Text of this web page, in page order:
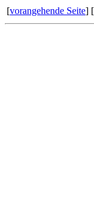
[vorangehende Seite] [